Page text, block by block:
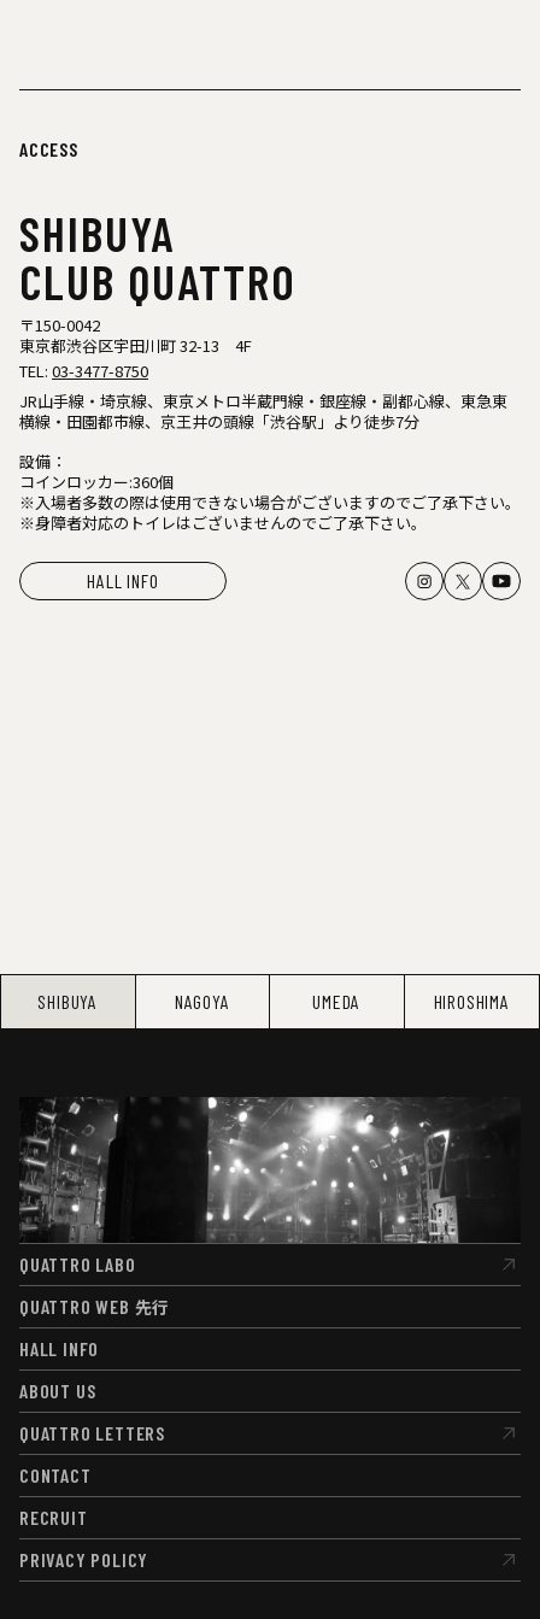
ACCESS
SHIBUYA
CLUB QUATTRO
〒150-0042
東京都渋谷区宇田川町 32-13 4F
TEL: 03-3477-8750
JR山手線・埼京線、東京メトロ半蔵門線・銀座線・副都心線、東急東
横線・田園都市線、京王井の頭線「渋谷駅」より徒歩7分
設備：
コインロッカー:360個
※入場者多数の際は使用できない場合がございますのでご了承下さい。
※身障者対応のトイレはございませんのでご了承下さい。
HALL INFO
SHIBUYA NAGOYA UMEDA HIROSHIMA
QUATTRO LABO
QUATTRO LABO
QUATTRO WEB 先行
QUATTRO WEB先行
HALL INFO
HALL INFO
ABOUT US
ABOUT US
QUATTRO LETTERS
QUATTRO LETTERS
CONTACT
CONTACT
RECRUIT
RECRUIT
PRIVACY POLICY
PRIVACY POLICY